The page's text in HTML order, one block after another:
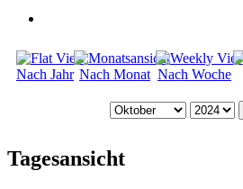
Nach Jahr Nach Monat Nach Woche
Tagesansicht